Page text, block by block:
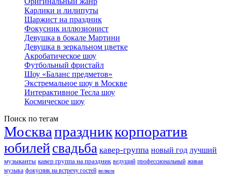
Карлики и лилипуты
Шаржист на праздник
Фокусник иллюзионист
Девушка в бокале Мартини
Девушка в зеркальном цветке
Акробатическое шоу
Футбольный фристайл
Шоу «Баланс предметов»
Экстремальное шоу в Москве
Интерактивное Тесла шоу
Космическое шоу
Поиск по тегам
Москвапраздниккорпоратив
юбилейсвадьба кавер-группа новый год лучший
музыканты кавер группа на праздник ведущий профессиональный живая
музыка фокусник на встречу гостей велком